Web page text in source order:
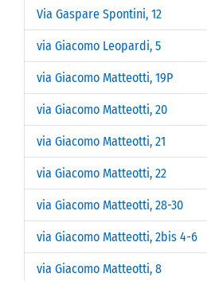
Via Gaspare Spontini, 12
via Giacomo Leopardi, 5
via Giacomo Matteotti, 19P
via Giacomo Matteotti, 20
via Giacomo Matteotti, 21
via Giacomo Matteotti, 22
via Giacomo Matteotti, 28-30
via Giacomo Matteotti, 2bis 4-6
via Giacomo Matteotti, 8